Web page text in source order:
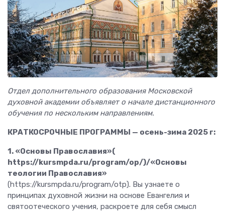
Отдел дополнительного образования Московской
духовной академии объявляет о начале дистанционного
обучения по нескольким направлениям.
КРАТКОСРОЧНЫЕ ПРОГРАММЫ — осень-зима 2025 г:
1. «Основы Православия»(
https://kursmpda.ru/program/op/)/«Основы
теологии Православия»
(https://kursmpda.ru/program/otp). Вы узнаете о
принципах духовной жизни на основе Евангелия и
святоотеческого учения, раскроете для себя смысл